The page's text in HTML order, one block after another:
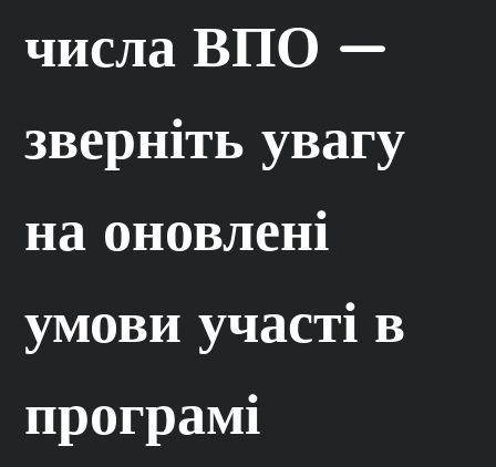
числа ВПО —
зверніть увагу
на оновлені
умови участі в
програмі